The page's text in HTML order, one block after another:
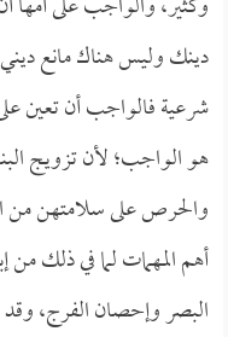
دينك وليس هناك مانع
شرعية فالواجب أن تعين
هو الواجب؛ لأن تزويج
والحرص على سلامتهن من
أهم المهمات لما في ذلك
البصر وإحصان الفرج، وقد